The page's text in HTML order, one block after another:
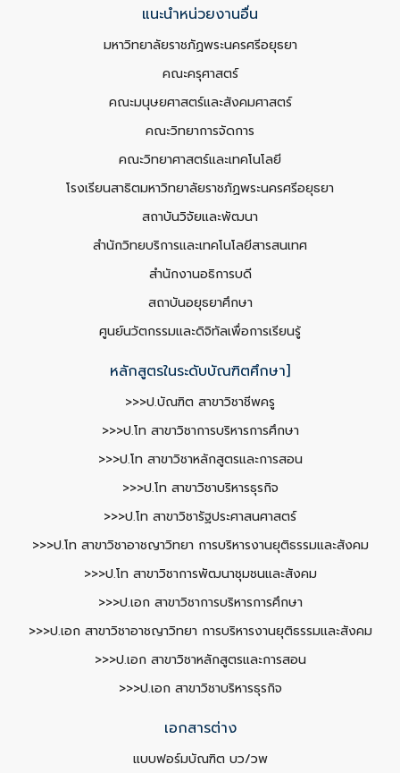
แนะนำหน่วยงานอื่น
มหาวิทยาลัยราชภัฏพระนครศรีอยุธยา
คณะครุศาสตร์
คณะมนุษยศาสตร์และสังคมศาสตร์
คณะวิทยาการจัดการ
คณะวิทยาศาสตร์และเทคโนโลยี
โรงเรียนสาธิตมหาวิทยาลัยราชภัฏพระนครศรีอยุธยา
สถาบันวิจัยและพัฒนา
สำนักวิทยบริการและเทคโนโลยีสารสนเทศ
สำนักงานอธิการบดี
สถาบันอยุธยาศึกษา
ศูนย์นวัตกรรมและดิจิทัลเพื่อการเรียนรู้
หลักสูตรในระดับบัณฑิตศึกษา]
>>>ป.บัณฑิต สาขาวิชาชีพครู
>>>ป.โท สาขาวิชาการบริหารการศึกษา
>>>ป.โท สาขาวิชาหลักสูตรและการสอน
>>>ป.โท สาขาวิชาบริหารธุรกิจ
>>>ป.โท สาขาวิชารัฐประศาสนศาสตร์
>>>ป.โท สาขาวิชาอาชญาวิทยา การบริหารงานยุติธรรมและสังคม
>>>ป.โท สาขาวิชาการพัฒนาชุมชนและสังคม
>>>ป.เอก สาขาวิชาการบริหารการศึกษา
>>>ป.เอก สาขาวิชาอาชญาวิทยา การบริหารงานยุติธรรมและสังคม
>>>ป.เอก สาขาวิชาหลักสูตรและการสอน
>>>ป.เอก สาขาวิชาบริหารธุรกิจ
เอกสารต่าง
แบบฟอร์มบัณฑิต บว/วพ